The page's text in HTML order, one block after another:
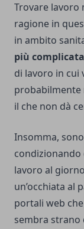
Trovare lavoro
ragione in
in ambito
più complicata
di lavoro in cui
probabilmente
il che non dà
Insomma,
condizionando
lavoro al
un’occhiata al
portali web
sembra strano